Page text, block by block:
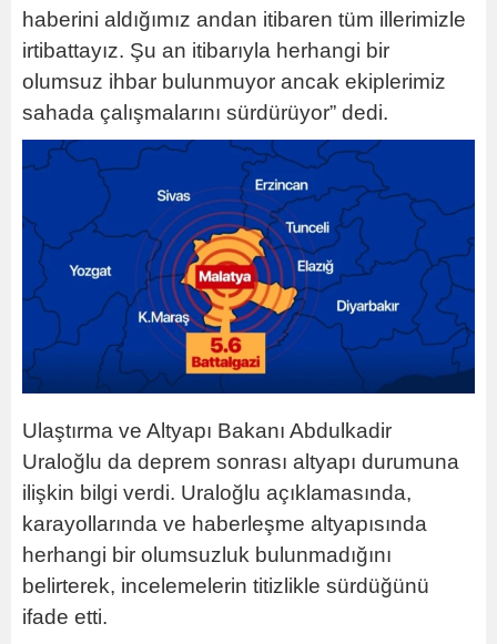
haberini aldığımız andan itibaren tüm illerimizle
irtibattayız. Şu an itibarıyla herhangi bir
olumsuz ihbar bulunmuyor ancak ekiplerimiz
sahada çalışmalarını sürdürüyor” dedi.
Ulaştırma ve Altyapı Bakanı Abdulkadir
Uraloğlu da deprem sonrası altyapı durumuna
ilişkin bilgi verdi. Uraloğlu açıklamasında,
karayollarında ve haberleşme altyapısında
herhangi bir olumsuzluk bulunmadığını
belirterek, incelemelerin titizlikle sürdüğünü
ifade etti.